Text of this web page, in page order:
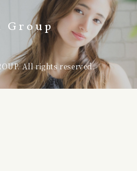
Group
All rights reserved.